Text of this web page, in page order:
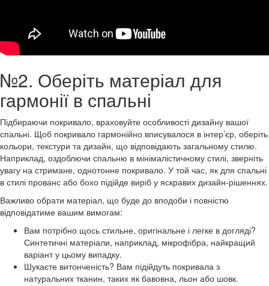
№2. Оберіть матеріал для
гармонії в спальні
Підбираючи покривало, враховуйте особливості дизайну вашої
спальні. Щоб покривало гармонійно вписувалося в інтер’єр, оберіть
кольори, текстури та дизайн, що відповідають загальному стилю.
Наприклад, оздоблючи спальню в мінімалістичному стилі, зверніть
увагу на стримане, однотонне покривало. У той час, як для спальні
в стилі прованс або бохо підійде виріб у яскравих дизайн-рішеннях.
Важливо обрати матеріал, що буде до вподоби і повністю
відповідатиме вашим вимогам:
Вам потрібно щось стильне, оригінальне і легке в догляді?
Синтетичні матеріали, наприклад, мікрофібра, найкращий
варіант у цьому випадку.
Шукаєте витонченість? Вам підійдуть покривала з
натуральних тканин, таких як бавовна, льон або шовк.